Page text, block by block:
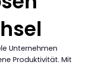
Unternehmen
Produktivität. Mit